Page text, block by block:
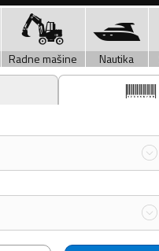
Radne mašine Nautika